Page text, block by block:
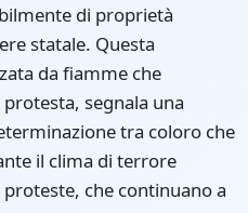
di proprietà
statale. Questa
da fiamme che
segnala una
tra coloro che
il clima di terrore
che continuano a